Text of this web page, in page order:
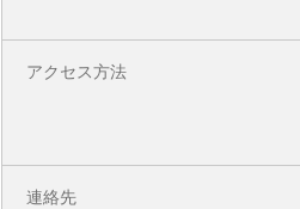
アクセス方法
連絡先